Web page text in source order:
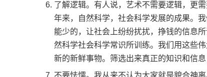
了解逻辑。有人说，艺术不需要逻辑，更
年来，自然科学，社会科学发展的成果。
能少的，让社会上纷纷扰扰，挣钱的信息
然科学社会科学常识所训练。我们用这些
新的新鲜事物。筛选出来真正的知识和信息
不要怯懦。我从来不认为大家就是貌合神